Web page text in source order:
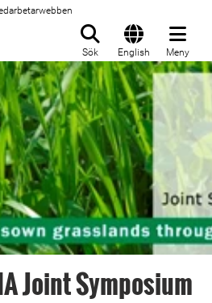
Sök English Meny
Joint Symposium